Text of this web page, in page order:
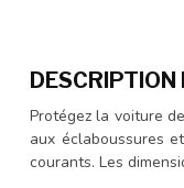
DESCRIPTION
Protégez la voiture
aux éclaboussures
courants. Les